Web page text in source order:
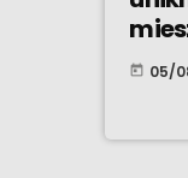
today 05/